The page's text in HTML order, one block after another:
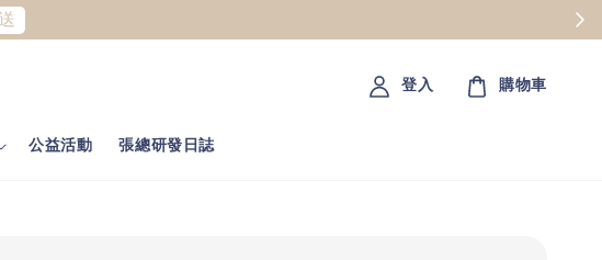
公益活動 張總研發日誌
登入 購物車